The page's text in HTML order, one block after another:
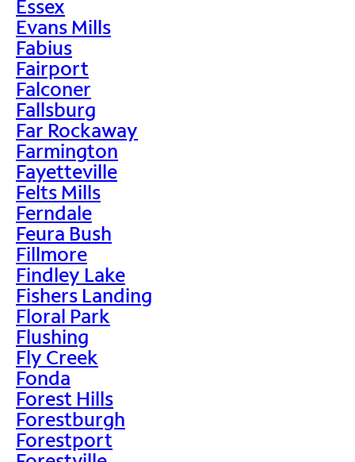
Essex
Evans Mills
Fabius
Fairport
Falconer
Fallsburg
Far Rockaway
Farmington
Fayetteville
Felts Mills
Ferndale
Feura Bush
Fillmore
Findley Lake
Fishers Landing
Floral Park
Flushing
Fly Creek
Fonda
Forest Hills
Forestburgh
Forestport